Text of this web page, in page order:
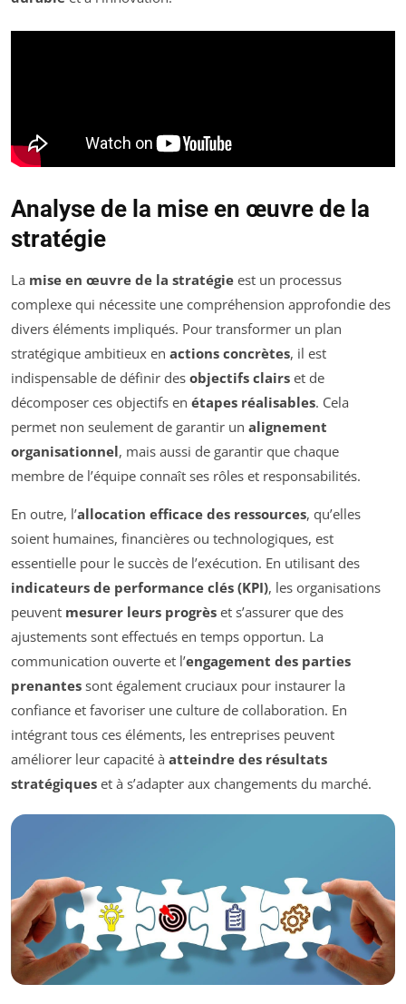
Analyse de la mise en œuvre de la
stratégie
La mise en œuvre de la stratégie est un processus
complexe qui nécessite une compréhension approfondie des
divers éléments impliqués. Pour transformer un plan
stratégique ambitieux en actions concrètes, il est
indispensable de définir des objectifs clairs et de
décomposer ces objectifs en étapes réalisables. Cela
permet non seulement de garantir un alignement
organisationnel, mais aussi de garantir que chaque
membre de l’équipe connaît ses rôles et responsabilités.
En outre, l’allocation efficace des ressources, qu’elles
soient humaines, financières ou technologiques, est
essentielle pour le succès de l’exécution. En utilisant des
indicateurs de performance clés (KPI), les organisations
peuvent mesurer leurs progrès et s’assurer que des
ajustements sont effectués en temps opportun. La
communication ouverte et l’engagement des parties
prenantes sont également cruciaux pour instaurer la
confiance et favoriser une culture de collaboration. En
intégrant tous ces éléments, les entreprises peuvent
améliorer leur capacité à atteindre des résultats
stratégiques et à s’adapter aux changements du marché.